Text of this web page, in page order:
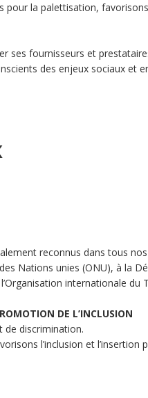
la palettisation,
ses fournisseurs et
des enjeux sociaux et
reconnus dans tous
Nations unies (ONU), à la
internationale du
DE L’INCLUSION
discrimination.
l’inclusion et